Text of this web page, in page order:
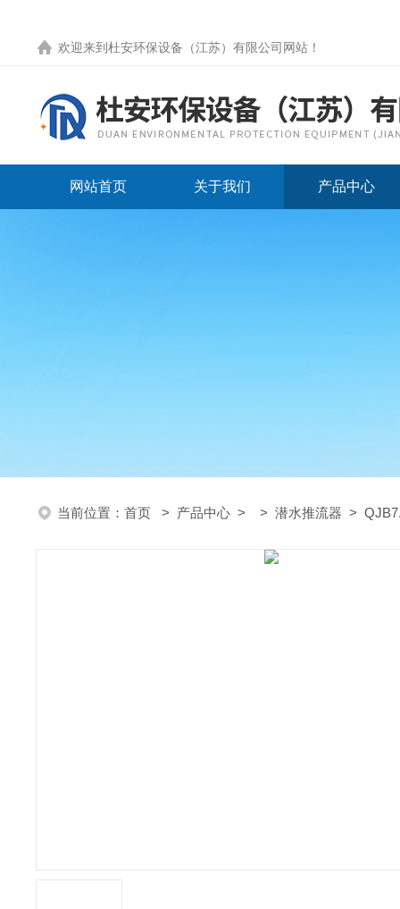
欢迎来到 杜安环保设备（江苏）有限公司网站 ！
网站首页 关于我们 产品中心
当前位置： 首页 > 产品中心 > > 潜水推流器 >